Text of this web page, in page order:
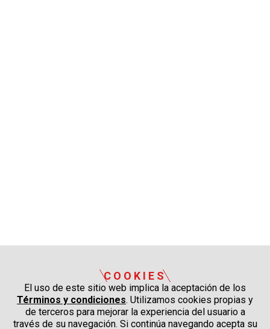
COOKIES
El uso de este sitio web implica la aceptación de los
Términos y condiciones. Utilizamos cookies propias y
de terceros para mejorar la experiencia del usuario a
través de su navegación. Si continúa navegando acepta su